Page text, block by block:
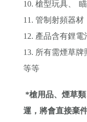
10. 槍型玩具、
11. 管制射頻器材
12. 產品含有鋰電
13. 所有需煙草
等等
*槍用品、煙草
運，將會直接棄